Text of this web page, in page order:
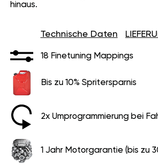
hinaus.
Technische Daten
18 Finetuning Mappings
Bis zu 10% Spritersparnis
2x Umprogrammierung bei
1 Jahr Motorgarantie (bis zu